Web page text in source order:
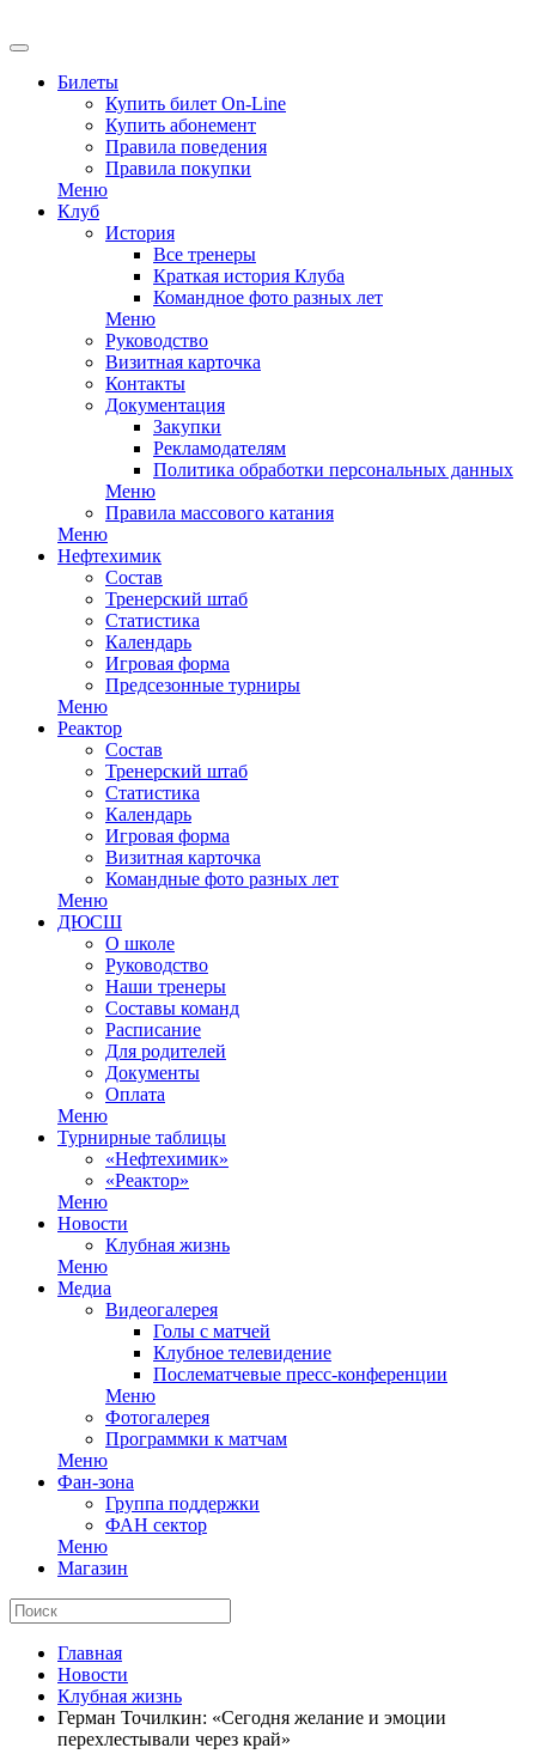
Билеты
Купить билет On-Line
Купить абонемент
Правила поведения
Правила покупки
Меню
Клуб
История
Все тренеры
Краткая история Клуба
Командное фото разных лет
Меню
Руководство
Визитная карточка
Контакты
Документация
Закупки
Рекламодателям
Политика обработки персональных данных
Меню
Правила массового катания
Меню
Нефтехимик
Состав
Тренерский штаб
Статистика
Календарь
Игровая форма
Предсезонные турниры
Меню
Реактор
Состав
Тренерский штаб
Статистика
Календарь
Игровая форма
Визитная карточка
Командные фото разных лет
Меню
ДЮСШ
О школе
Руководство
Наши тренеры
Составы команд
Расписание
Для родителей
Документы
Оплата
Меню
Турнирные таблицы
«Нефтехимик»
«Реактор»
Меню
Новости
Клубная жизнь
Меню
Медиа
Видеогалерея
Голы с матчей
Клубное телевидение
Послематчевые пресс-конференции
Меню
Фотогалерея
Программки к матчам
Меню
Фан-зона
Группа поддержки
ФАН сектор
Меню
Магазин
Главная
Новости
Клубная жизнь
Герман Точилкин: «Сегодня желание и эмоции
перехлестывали через край»